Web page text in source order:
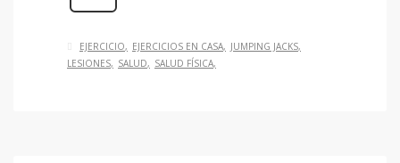
EJERCICIO EJERCICIOS EN CASA
JUMPING JACKS
LESIONES
SALUD SALUD FÍSICA